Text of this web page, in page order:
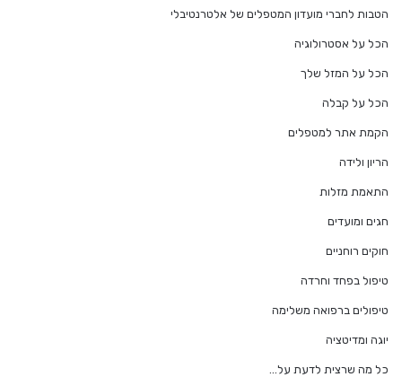
הטבות לחברי מועדון המטפלים של אלטרנטיבלי
הכל על אסטרולוגיה
הכל על המזל שלך
הכל על קבלה
הקמת אתר למטפלים
הריון ולידה
התאמת מזלות
חגים ומועדים
חוקים רוחניים
טיפול בפחד וחרדה
טיפולים ברפואה משלימה
יוגה ומדיטציה
כל מה שרצית לדעת על…